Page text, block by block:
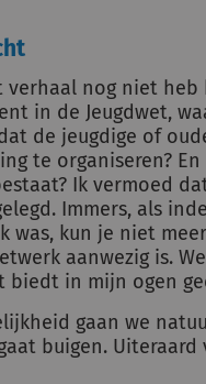
nog niet heb
in de Jeugdwet,
de jeugdige of
te organiseren?
Ik vermoed
Immers, als
was, kun je niet
aanwezig is.
biedt in mijn ogen
gaan we
buigen.